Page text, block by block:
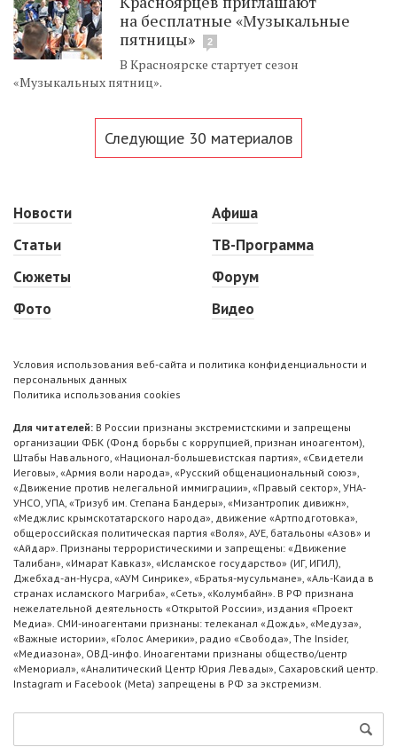
на бесплатные «Музыкальные
пятницы»
2
В Красноярске стартует сезон
«Музыкальных пятниц».
Следующие 30 материалов
Новости
Статьи
Сюжеты
Фото
Афиша
ТВ-Программа
Форум
Видео
Условия использования веб-сайта и политика конфиденциальности и
персональных данных
Политика использования cookies
Для читателей: В России признаны экстремистскими и запрещены
организации ФБК (Фонд борьбы с коррупцией, признан иноагентом),
Штабы Навального, «Национал-большевистская партия», «Свидетели
Иеговы», «Армия воли народа», «Русский общенациональный союз»,
«Движение против нелегальной иммиграции», «Правый сектор», УНА-
УНСО, УПА, «Тризуб им. Степана Бандеры», «Мизантропик дивижн»,
«Меджлис крымскотатарского народа», движение «Артподготовка»,
общероссийская политическая партия «Воля», АУЕ, батальоны «Азов» и
«Айдар». Признаны террористическими и запрещены: «Движение
Талибан», «Имарат Кавказ», «Исламское государство» (ИГ, ИГИЛ),
Джебхад-ан-Нусра, «АУМ Синрике», «Братья-мусульмане», «Аль-Каида в
странах исламского Магриба», «Сеть», «Колумбайн». В РФ признана
нежелательной деятельность «Открытой России», издания «Проект
Медиа». СМИ-иноагентами признаны: телеканал «Дождь», «Медуза»,
«Важные истории», «Голос Америки», радио «Свобода», The Insider,
«Медиазона», ОВД-инфо. Иноагентами признаны общество/центр
«Мемориал», «Аналитический Центр Юрия Левады», Сахаровский центр.
Instagram и Facebook (Metа) запрещены в РФ за экстремизм.